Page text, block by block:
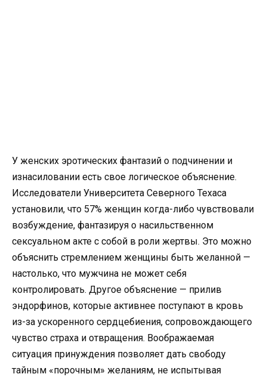
У женских эротических фантазий о подчинении и
изнасиловании есть свое логическое объяснение.
Исследователи Университета Северного Техаса
установили, что 57% женщин когда-либо чувствовали
возбуждение, фантазируя о насильственном
сексуальном акте с собой в роли жертвы. Это можно
объяснить стремлением женщины быть желанной —
настолько, что мужчина не может себя
контролировать. Другое объяснение — прилив
эндорфинов, которые активнее поступают в кровь
из-за ускоренного сердцебиения, сопровождающего
чувство страха и отвращения. Воображаемая
ситуация принуждения позволяет дать свободу
тайным «порочным» желаниям, не испытывая